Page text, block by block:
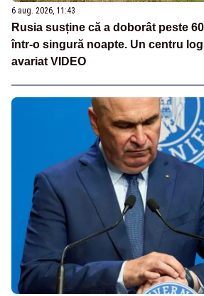
6 aug. 2026, 11:43
Rusia susține că a doborât peste
într-o singură noapte. Un centru
avariat VIDEO